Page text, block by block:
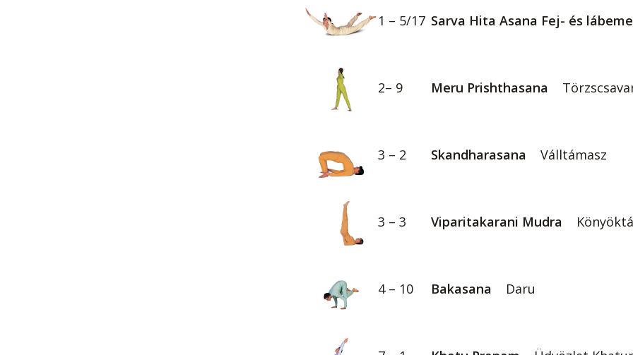
1 – 5/17 Sarva Hita Asana Fej- és
2– 9 Meru Prishthasana
3 – 2 Skandharasana Válltámasz
3 – 3 Viparitakarani Mudra
4 – 10 Bakasana Daru